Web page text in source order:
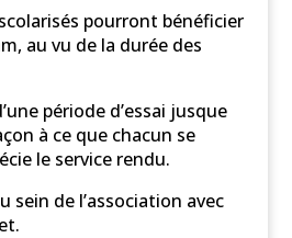
pourront bénéficier
au vu de la durée des
période d’essai jusque
à ce que chacun se
le service rendu.
sein de l’association avec